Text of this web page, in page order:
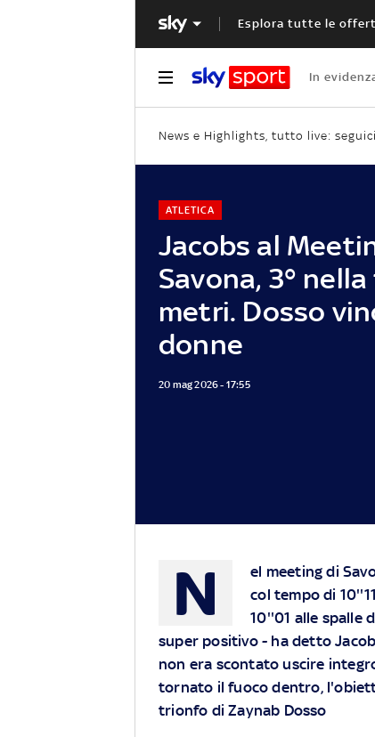
Esplora tutte le
In
News e Highlights, tutto live:
Jacobs al
Savona, 3°
metri. Dosso
donne
ATLETICA
20 mag 2026 - 17:55
N
el meeting di
col tempo di
10''01 alle spalle
super positivo - ha detto
non era scontato uscire
tornato il fuoco dentro,
trionfo di Zaynab Dosso